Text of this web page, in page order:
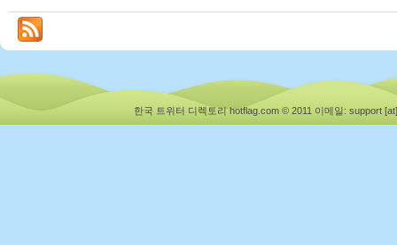
한국 트위터 디렉토리 hotflag.com © 2011 이메일: support